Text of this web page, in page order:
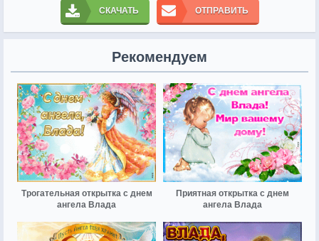
СКАЧАТЬ ОТПРАВИТЬ
Рекомендуем
Трогательная открытка с днем
ангела Влада
Приятная открытка с днем
ангела Влада